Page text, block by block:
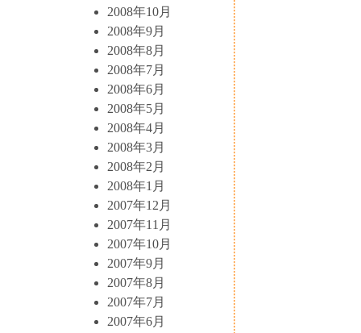
2008年10月
2008年9月
2008年8月
2008年7月
2008年6月
2008年5月
2008年4月
2008年3月
2008年2月
2008年1月
2007年12月
2007年11月
2007年10月
2007年9月
2007年8月
2007年7月
2007年6月